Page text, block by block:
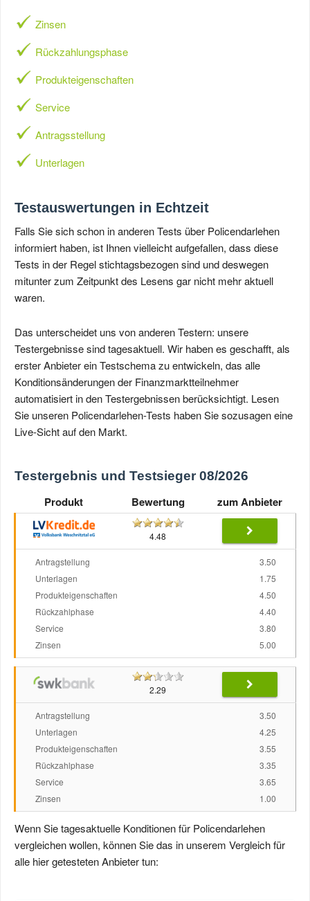
Zinsen
Rückzahlungsphase
Produkteigenschaften
Service
Antragsstellung
Unterlagen
Testauswertungen in Echtzeit
Falls Sie sich schon in anderen Tests über Policendarlehen
informiert haben, ist Ihnen vielleicht aufgefallen, dass diese
Tests in der Regel stichtagsbezogen sind und deswegen
mitunter zum Zeitpunkt des Lesens gar nicht mehr aktuell
waren.
Das unterscheidet uns von anderen Testern: unsere
Testergebnisse sind tagesaktuell. Wir haben es geschafft, als
erster Anbieter ein Testschema zu entwickeln, das alle
Konditions­änderungen der Finanzmarkt­teilnehmer
automatisiert in den Testergebnissen berücksichtigt. Lesen
Sie unseren Policendarlehen-Tests haben Sie sozusagen eine
Live-Sicht auf den Markt.
Testergebnis und Testsieger 08/2026
Produkt Bewertung zum Anbieter
4.48
Antragstellung
3.50
Unterlagen
1.75
Produkteigenschaften
4.50
Rückzahlphase
4.40
Service
3.80
Zinsen
5.00
2.29
Antragstellung
3.50
Unterlagen
4.25
Produkteigenschaften
3.55
Rückzahlphase
3.35
Service
3.65
Zinsen
1.00
Wenn Sie tagesaktuelle Konditionen für Policendarlehen
vergleichen wollen, können Sie das in unserem Vergleich für
alle hier getesteten Anbieter tun: